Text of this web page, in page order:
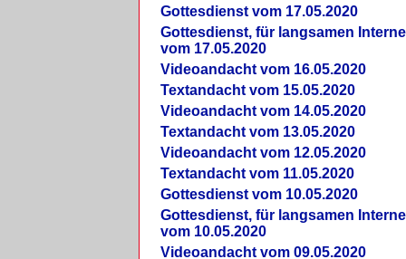
Gottesdienst vom 17.05.2020
Gottesdienst, für langsamen
vom 17.05.2020
Videoandacht vom 16.05.2020
Textandacht vom 15.05.2020
Videoandacht vom 14.05.2020
Textandacht vom 13.05.2020
Videoandacht vom 12.05.2020
Textandacht vom 11.05.2020
Gottesdienst vom 10.05.2020
Gottesdienst, für langsamen
vom 10.05.2020
Videoandacht vom 09.05.2020